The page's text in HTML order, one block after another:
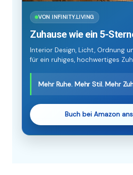
VON INFINITY.LIVING
Zuhause wie ein 5-
Interior Design, Licht, Ordnung
für ein ruhiges, hochwertiges
Mehr Ruhe. Mehr Stil. Mehr
Buch bei Amazon